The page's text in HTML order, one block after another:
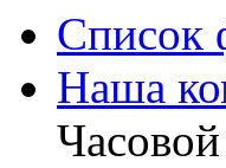
Список
Наша